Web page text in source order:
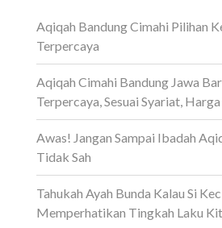
Aqiqah Bandung Cimahi Pilihan
Terpercaya
Aqiqah Cimahi Bandung Jawa
Terpercaya, Sesuai Syariat,
Awas! Jangan Sampai Ibadah
Tidak Sah
Tahukah Ayah Bunda Kalau Si
Memperhatikan Tingkah Laku